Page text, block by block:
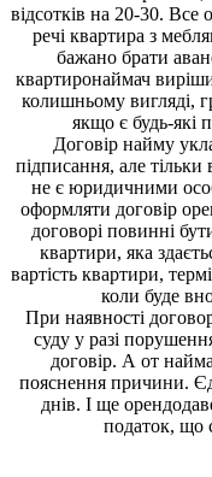
відсотків на 20-30.
речі квартира з
бажано брати
квартиронаймач
колишньому вигляді,
якщо є будь-які
Договір найму
підписання, але
не є юридичними
оформляти договір
договорі повинні
квартири, яка
вартість квартири,
коли буде
При наявності
суду у разі
договір. А от
пояснення причини.
днів. І ще
податок, що